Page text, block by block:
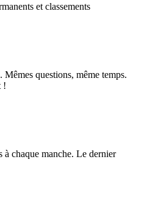
et classements
questions, même temps.
!
chaque manche. Le dernier